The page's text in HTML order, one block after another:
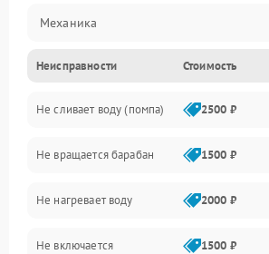
Механика
Электропитание
Водоснабжение
Слив
Программное обеспечение
Неисправности Стоимость
Не сливает воду (помпа) 2500 ₽
Не вращается барабан 1500 ₽
Не нагревает воду 2000 ₽
Не включается 1500 ₽